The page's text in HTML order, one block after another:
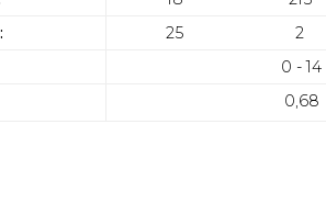
25 2
0 - 14
0,68